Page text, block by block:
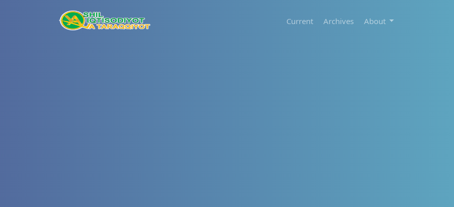
Current Archives About